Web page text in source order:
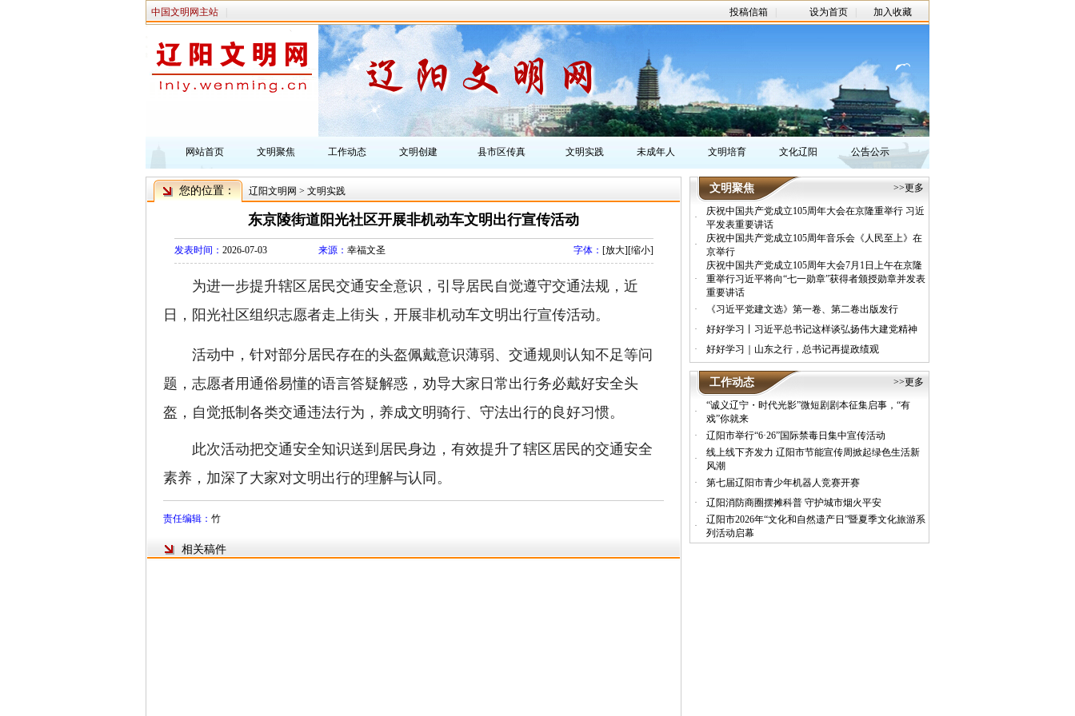
中国文明网主站 投稿信箱 设为首页 加入收藏
网站首页 文明聚焦 工作动态 文明创建 县市区传真 文明实践 未成年人 文明培育 文化辽阳 公告公示
您的位置： 辽阳文明网 > 文明实践
东京陵街道阳光社区开展非机动车文明出行宣传活动
发表时间： 2026-07-03 来源： 幸福文圣 字体： [放大][缩小]
为进一步提升辖区居民交通安全意识，引导居民自觉遵守交通法规，近
日，阳光社区组织志愿者走上街头，开展非机动车文明出行宣传活动。
活动中，针对部分居民存在的头盔佩戴意识薄弱、交通规则认知不足等问
题，志愿者用通俗易懂的语言答疑解惑，劝导大家日常出行务必戴好安全头
盔，自觉抵制各类交通违法行为，养成文明骑行、守法出行的良好习惯。
此次活动把交通安全知识送到居民身边，有效提升了辖区居民的交通安全
素养，加深了大家对文明出行的理解与认同。
责任编辑： 竹
相关稿件
文明聚焦 >>更多
·
庆祝中国共产党成立105周年大会在京隆重举行 习近
平发表重要讲话
·
庆祝中国共产党成立105周年音乐会《人民至上》在
京举行
·
庆祝中国共产党成立105周年大会7月1日上午在京隆
重举行习近平将向“七一勋章”获得者颁授勋章并发表
重要讲话
·
《习近平党建文选》第一卷、第二卷出版发行
·
好好学习丨习近平总书记这样谈弘扬伟大建党精神
·
好好学习｜山东之行，总书记再提政绩观
工作动态 >>更多
·
“诚义辽宁・时代光影”微短剧剧本征集启事，“有
戏”你就来
·
辽阳市举行“6·26”国际禁毒日集中宣传活动
·
线上线下齐发力 辽阳市节能宣传周掀起绿色生活新
风潮
·
第七届辽阳市青少年机器人竞赛开赛
·
辽阳消防商圈摆摊科普 守护城市烟火平安
·
辽阳市2026年“文化和自然遗产日”暨夏季文化旅游系
列活动启幕